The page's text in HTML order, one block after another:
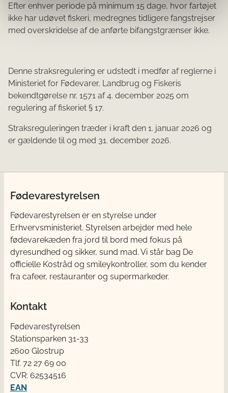
Efter enhver periode på minimum 15 dage, hvor fartøjet
ikke har udøvet fiskeri, medregnes tidligere fangstrejser
med overskridelse af de anførte bifangstgrænser ikke.
Denne straksregulering er udstedt i medfør af reglerne i
Ministeriet for Fødevarer, Landbrug og Fiskeris
bekendtgørelse nr. 1571 af 4. december 2025 om
regulering af fiskeriet § 17.
Straksreguleringen træder i kraft den 1. januar 2026 og
er gældende til og med 31. december 2026.
Fødevarestyrelsen
Fødevarestyrelsen er en styrelse under
Erhvervsministeriet. Styrelsen arbejder med hele
fødevarekæden fra jord til bord med fokus på
dyresundhed og sikker, sund mad. Vi står bag De
officielle Kostråd og smileykontroller, som du kender
fra cafeer, restauranter og supermarkeder.
Kontakt
Fødevarestyrelsen
Stationsparken 31-33
2600 Glostrup
Tlf. 72 2​​​7 69 00
CVR: 62534516
EAN